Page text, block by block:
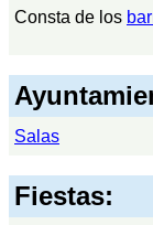
Consta de los
Salas
Fiestas: